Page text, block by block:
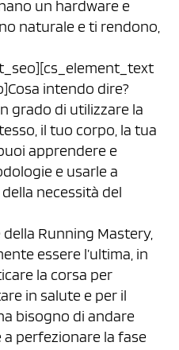
un hardware e
naturale e ti rendono,
intendo dire?
grado di utilizzare la
il tuo corpo, la tua
apprendere e
e usarle a
necessità del
Running Mastery,
essere l’ultima, in
la corsa per
in salute e per il
bisogno di andare
perfezionare la fase